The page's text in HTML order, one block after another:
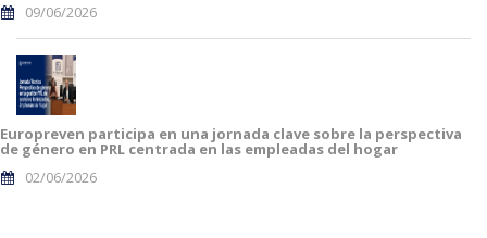
09/06/2026
Europreven participa en una jornada clave sobre la perspectiva
de género en PRL centrada en las empleadas del hogar
02/06/2026